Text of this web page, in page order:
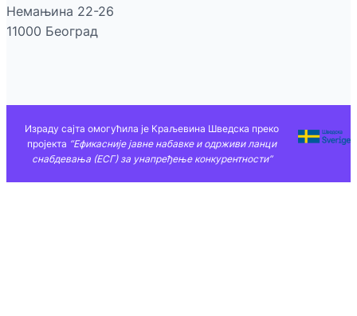
Немањина 22-26
11000 Београд
Израду сајта омогућила је Краљевина Шведска преко
пројекта “Ефикасније јавне набавке и одрживи ланци
снабдевања (ЕСГ) за унапређење конкурентности”